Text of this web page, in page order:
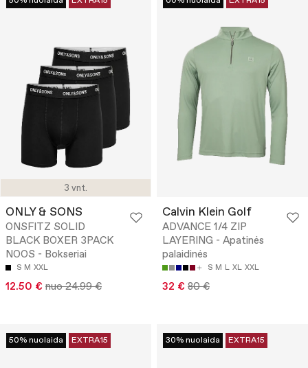
3 vnt.
ONLY & SONS
ONSFITZ SOLID
BLACK BOXER 3PACK
NOOS - Bokseriai
S M XXL
12.50 € nuo 24.99 €
Calvin Klein Golf
ADVANCE 1/4 ZIP
LAYERING - Apatinės
palaidinės
S M L XL XXL
32 € 80 €
50% nuolaida EXTRA15 30% nuolaida EXTRA15